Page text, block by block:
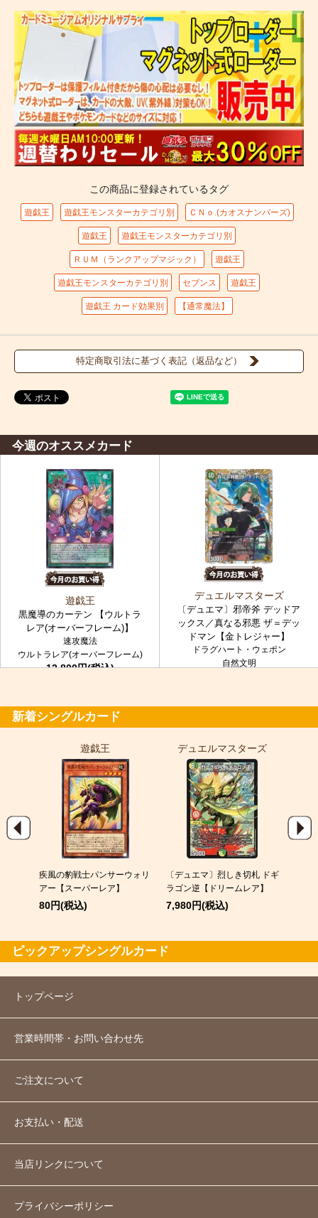
この商品に登録されているタグ
遊戯王 遊戯王モンスターカテゴリ別 ＣＮｏ.(カオスナンバーズ)
遊戯王 遊戯王モンスターカテゴリ別
ＲＵＭ（ランクアップマジック） 遊戯王
遊戯王モンスターカテゴリ別 セブンス 遊戯王
遊戯王 カード効果別 【通常魔法】
特定商取引法に基づく表記（返品など）
今週のオススメカード
遊戯王
黒魔導のカーテン 【ウルトラ
レア(オーバーフレーム)】
速攻魔法
ウルトラレア(オーバーフレーム)
12,800円(税込)
デュエルマスターズ
〔デュエマ〕邪帝斧 デッドア
ックス／真なる邪悪 ザ＝デッ
ドマン【金トレジャー】
ドラグハート・ウェポン
自然文明
新着シングルカード
遊戯王
疾風の豹戦士パンサーウォリ
アー【スーパーレア】
80円(税込)
デュエルマスターズ
〔デュエマ〕烈しき切札 ドギ
ラゴン逆【ドリームレア】
7,980円(税込)
ピックアップシングルカード
トップページ
営業時間帯・お問い合わせ先
ご注文について
お支払い・配送
当店リンクについて
プライバシーポリシー